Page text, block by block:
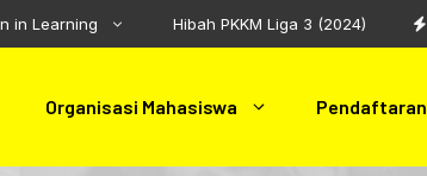
in Learning Hibah PKKM Liga 3 (2024)
Organisasi Mahasiswa Pendaftaran